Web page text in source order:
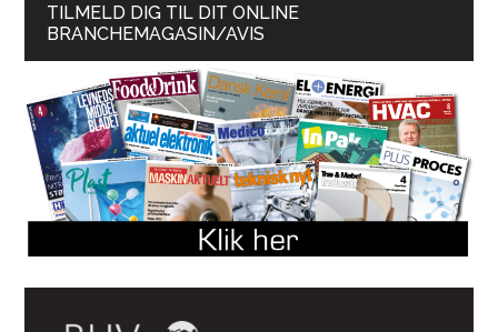
TILMELD DIG TIL DIT ONLINE
BRANCHEMAGASIN/AVIS